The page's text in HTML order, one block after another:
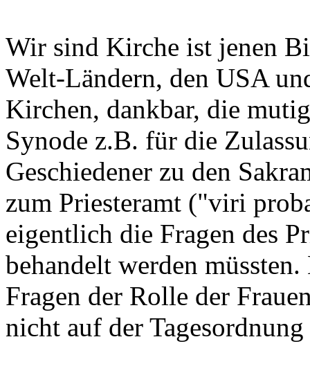
Wir sind Kirche ist jenen
Welt-Ländern, den USA
Kirchen, dankbar, die
Synode z.B. für die
Geschiedener zu den
zum Priesteramt ("viri
eigentlich die Fragen des
behandelt werden
Fragen der Rolle der
nicht auf der